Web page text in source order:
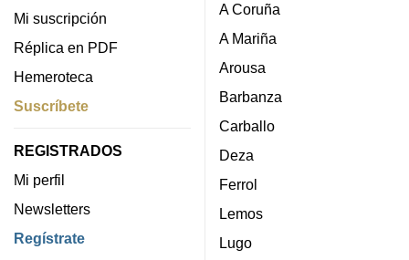
Mi suscripción
Réplica en PDF
Hemeroteca
Suscríbete
REGISTRADOS
Mi perfil
Newsletters
Regístrate
A Coruña
A Mariña
Arousa
Barbanza
Carballo
Deza
Ferrol
Lemos
Lugo